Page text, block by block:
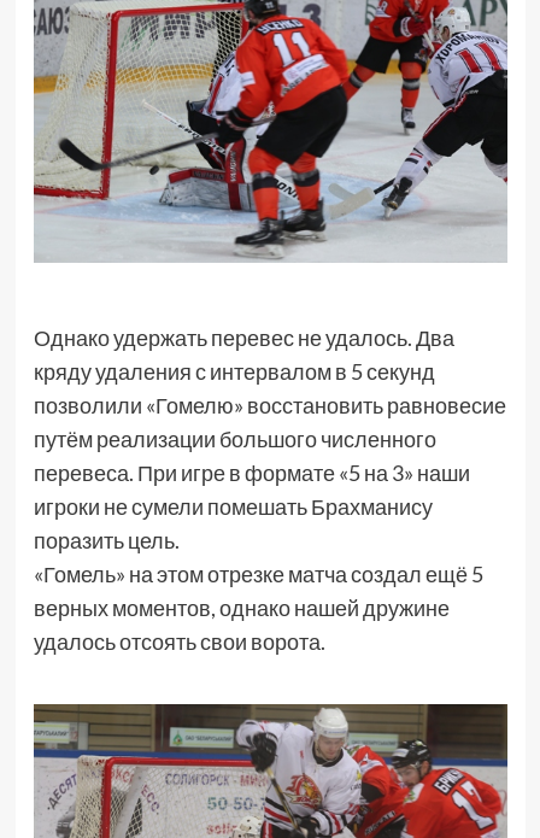
Однако удержать перевес не удалось. Два
кряду удаления с интервалом в 5 секунд
позволили «Гомелю» восстановить равновесие
путём реализации большого численного
перевеса. При игре в формате «5 на 3» наши
игроки не сумели помешать Брахманису
поразить цель.
«Гомель» на этом отрезке матча создал ещё 5
верных моментов, однако нашей дружине
удалось отсоять свои ворота.